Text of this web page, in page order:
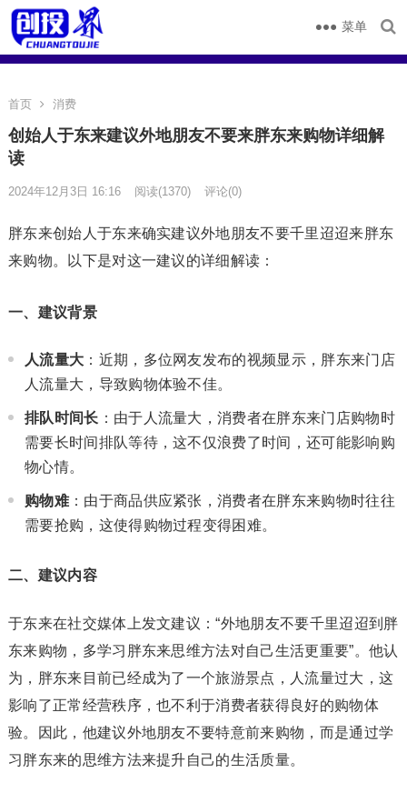
菜单
首页 消费
创始人于东来建议外地朋友不要来胖东来购物详细解
读
2024年12月3日 16:16 阅读(1370) 评论(0)
胖东来创始人于东来确实建议外地朋友不要千里迢迢来胖东
来购物。以下是对这一建议的详细解读：
一、建议背景
人流量大 ：近期，多位网友发布的视频显示，胖东来门店
人流量大，导致购物体验不佳。
排队时间长 ：由于人流量大，消费者在胖东来门店购物时
需要长时间排队等待，这不仅浪费了时间，还可能影响购
物心情。
购物难：由于商品供应紧张，消费者在胖东来购物时往往
需要抢购，这使得购物过程变得困难。
二、建议内容
于东来在社交媒体上发文建议：“外地朋友不要千里迢迢到胖
东来购物，多学习胖东来思维方法对自己生活更重要”。他认
为，胖东来目前已经成为了一个旅游景点，人流量过大，这
影响了正常经营秩序，也不利于消费者获得良好的购物体
验。因此，他建议外地朋友不要特意前来购物，而是通过学
习胖东来的思维方法来提升自己的生活质量。